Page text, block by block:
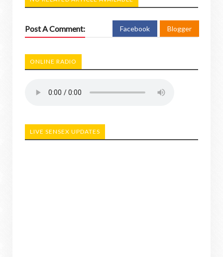
Post A Comment: Facebook Blogger
ONLINE RADIO
LIVE SENSEX UPDATES